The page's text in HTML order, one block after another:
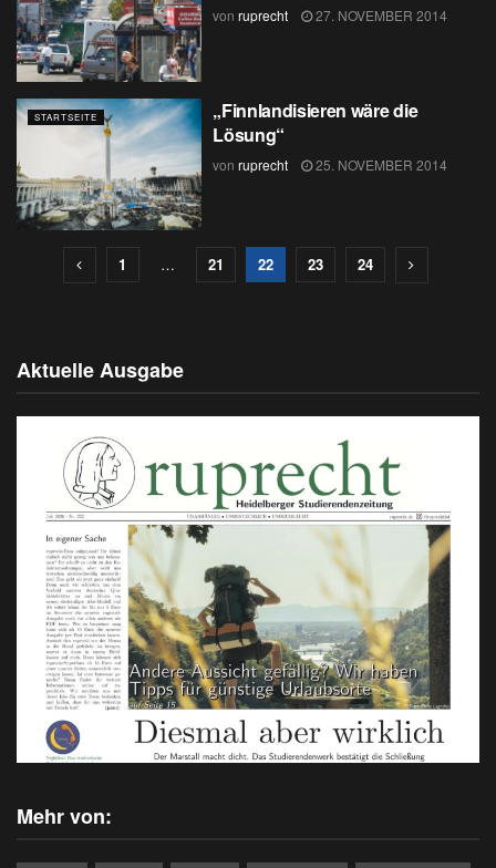
von ruprecht 27. NOVEMBER 2014
STARTSEITE
„Finnlandisieren wäre die
Lösung“
von ruprecht 25. NOVEMBER 2014
1 … 21 22 23 24
Aktuelle Ausgabe
Mehr von: